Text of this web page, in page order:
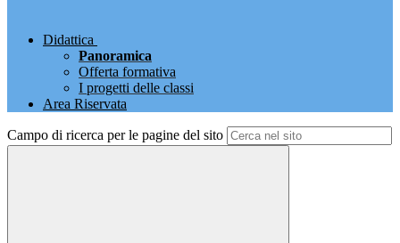
Didattica
Panoramica
Offerta formativa
I progetti delle classi
Area Riservata
Campo di ricerca per le pagine del sito